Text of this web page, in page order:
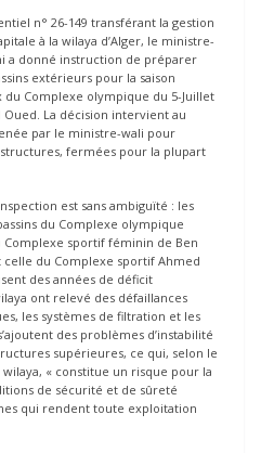
n° 26-149 transférant la gestion
à la wilaya d’Alger, le ministre-
a donné instruction de préparer
extérieurs pour la saison
Complexe olympique du 5-Juillet
Oued. La décision intervient au
par le ministre-wali pour
fermées pour la plupart
est sans ambiguïté : les
du Complexe olympique
sportif féminin de Ben
du Complexe sportif Ahmed
des années de déficit
ont relevé des défaillances
les systèmes de filtration et les
des problèmes d’instabilité
supérieures, ce qui, selon le
« constitue un risque pour la
de sécurité et de sûreté
qui rendent toute exploitation